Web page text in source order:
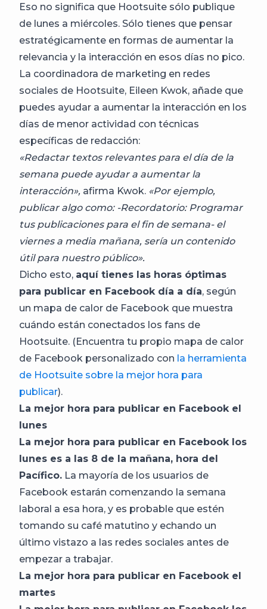
Eso no significa que Hootsuite sólo publique
de lunes a miércoles. Sólo tienes que pensar
estratégicamente en formas de aumentar la
relevancia y la interacción en esos días no pico.
La coordinadora de marketing en redes
sociales de Hootsuite, Eileen Kwok, añade que
puedes ayudar a aumentar la interacción en los
días de menor actividad con técnicas
específicas de redacción:
«Redactar textos relevantes para el día de la
semana puede ayudar a aumentar la
interacción», afirma Kwok. «Por ejemplo,
publicar algo como: -Recordatorio: Programar
tus publicaciones para el fin de semana- el
viernes a media mañana, sería un contenido
útil para nuestro público».
Dicho esto, aquí tienes las horas óptimas
para publicar en Facebook día a día, según
un mapa de calor de Facebook que muestra
cuándo están conectados los fans de
Hootsuite. (Encuentra tu propio mapa de calor
de Facebook personalizado con la herramienta
de Hootsuite sobre la mejor hora para
publicar).
La mejor hora para publicar en Facebook el
lunes
La mejor hora para publicar en Facebook los
lunes es a las 8 de la mañana, hora del
Pacífico. La mayoría de los usuarios de
Facebook estarán comenzando la semana
laboral a esa hora, y es probable que estén
tomando su café matutino y echando un
último vistazo a las redes sociales antes de
empezar a trabajar.
La mejor hora para publicar en Facebook el
martes